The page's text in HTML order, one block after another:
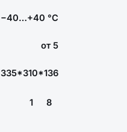
−40…+40 °С
от 5
335*310*136
1 8